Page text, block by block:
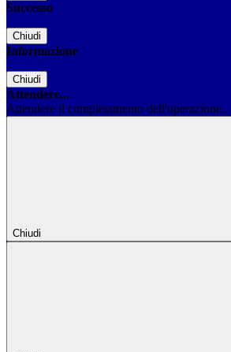
Successo
Chiudi
Informazione
Chiudi
Attendere...
Attendere il completamento dell'operazione...
Chiudi